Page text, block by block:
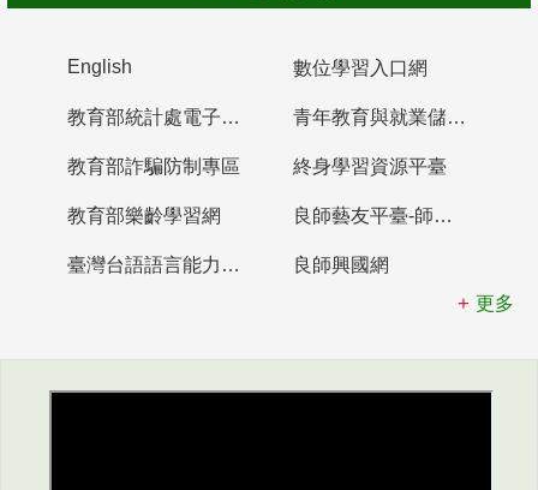
English 數位學習入口網
教育部統計處電子書櫃 青年教育與就業儲蓄帳戶
教育部詐騙防制專區 終身學習資源平臺
教育部樂齡學習網 良師藝友平臺-師資培育整合平臺
臺灣台語語言能力認證網站
良師興國網
更多